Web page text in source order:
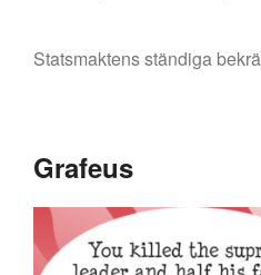
Statsmaktens ständiga
Grafeus